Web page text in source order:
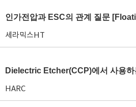
인가전압과 ESC의 관계 질문
세라믹스HT
HARC